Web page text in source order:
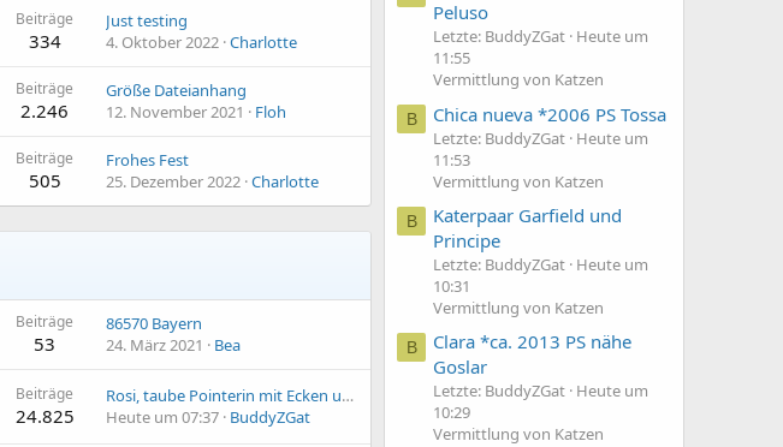
Beiträge
334
Just testing
4. Oktober 2022 Charlotte
Beiträge
2.246
Größe Dateianhang
12. November 2021
Floh
Beiträge
505
Frohes Fest
25. Dezember 2022 Charlotte
Beiträge
53
86570 Bayern
24. März 2021
Bea
Beiträge
24.825
Rosi, taube Pointerin mit Ecken und Kanten....
Heute um 07:37 BuddyZGat
Peluso
Letzte: BuddyZGat Heute um
11:55
Vermittlung von Katzen
B Chica nueva *2006 PS Tossa
Letzte: BuddyZGat Heute um
11:53
Vermittlung von Katzen
B
Katerpaar Garfield und
Principe
Letzte: BuddyZGat Heute um
10:31
Vermittlung von Katzen
B
Clara *ca. 2013 PS nähe
Goslar
Letzte: BuddyZGat Heute um
10:29
Vermittlung von Katzen